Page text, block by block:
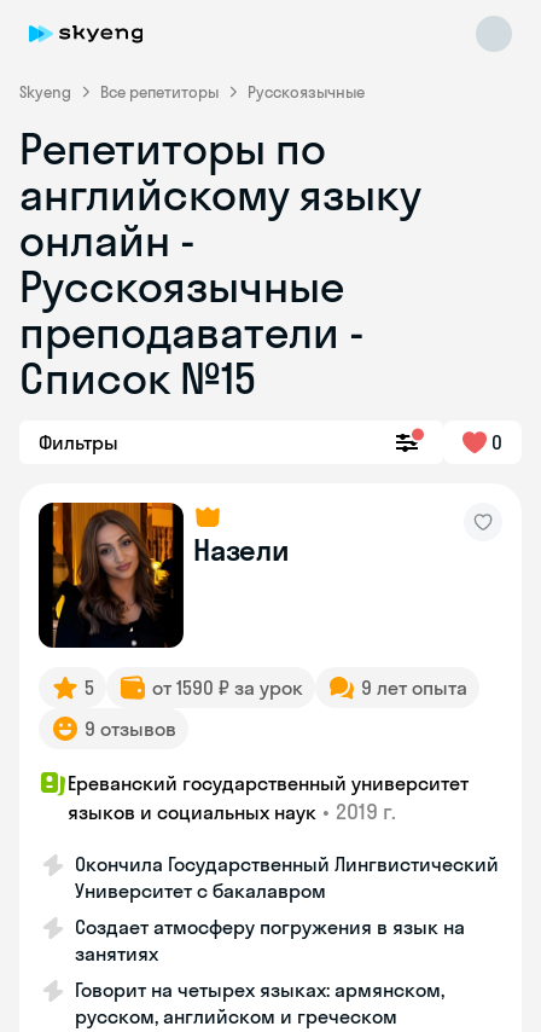
Skyeng Все репетиторы Русскоязычные
Репетиторы по
английскому языку
онлайн -
Русскоязычные
преподаватели -
Список №15
Фильтры 0
Назели
5 от 1590 ₽ за урок
9 лет опыта
9 отзывов
Ереванский государственный университет
языков и социальных наук • 2019 г.
Окончила Государственный Лингвистический
Университет с бакалавром
Создает атмосферу погружения в язык на
занятиях
Говорит на четырех языках: армянском,
русском, английском и греческом
online